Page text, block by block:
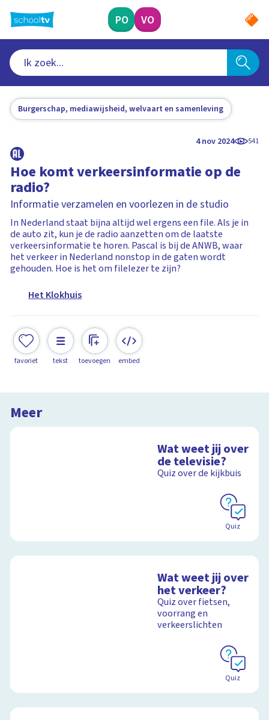
naar
hoofdinhoud
PO VO
Burgerschap, mediawijsheid, welvaart en samenleving
4 nov 2024 541
Hoe komt verkeersinformatie op de
radio?
Informatie verzamelen en voorlezen in de studio
In Nederland staat bijna altijd wel ergens een file. Als je in
de auto zit, kun je de radio aanzetten om de laatste
verkeersinformatie te horen. Pascal is bij de ANWB, waar
het verkeer in Nederland nonstop in de gaten wordt
gehouden. Hoe is het om filelezer te zijn?
Het Klokhuis
favoriet tekst toevoegen embed
Meer
Wat weet jij over
de televisie?
Quiz over de kijkbuis
Quiz
Wat weet jij over
het verkeer?
Quiz over fietsen,
voorrang en
verkeerslichten
Quiz